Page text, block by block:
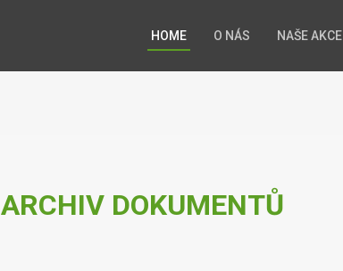
HOME O NÁS NAŠE AKCE
ARCHIV DOKUMENTŮ